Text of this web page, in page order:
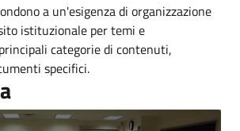
a un'esigenza di organizzazione
istituzionale per temi e
categorie di contenuti,
specifici.